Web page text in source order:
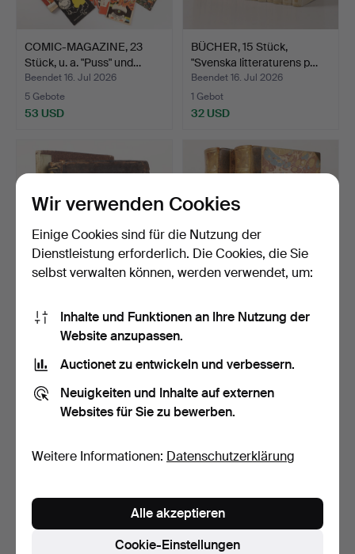
COMIC-MAGAZINE, 23
Stück, u. a. "Puss" und…
Beendet 16. Jul 2026
5 Gebote
53 USD
BÜCHER, 15 Stück,
"Svenska litteraturens p…
Beendet 16. Jul 2026
1 Gebot
32 USD
BÜCHER, 2 Stück,
Physiologie und Histologi…
Beendet 15. Jul 2026
3 Gebote
P. VIRGILII MARONIS.
"Opera Perpetua Annot…
3 Gebote
Wir verwenden Cookies
Einige Cookies sind für die Nutzung der
Dienstleistung erforderlich. Die Cookies, die Sie
selbst verwalten können, werden verwendet, um:
Inhalte und Funktionen an Ihre Nutzung der
Website anzupassen.
Auctionet zu entwickeln und verbessern.
Neuigkeiten und Inhalte auf externen
Websites für Sie zu bewerben.
Weitere Informationen: Datenschutzerklärung
Cookie-Einstellungen
Alle akzeptieren